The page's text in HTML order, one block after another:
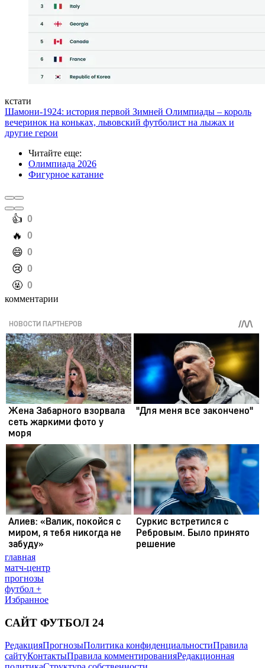
кстати
Шамони-1924: история первой Зимней Олимпиады – король
вечеринок на коньках, львовский футболист на лыжах и
другие герои
Читайте еще:
Олимпиада 2026
Фигурное катание
️👍 0
️🔥 0
️😄 0
️😢 0
️🤬 0
комментарии
главная
матч-центр
прогнозы
футбол +
Избранное
САЙТ ФУТБОЛ 24
РедакцияПрогнозыПолитика конфиденциальностиПравила
сайтуКонтактыПравила комментированияРедакционная